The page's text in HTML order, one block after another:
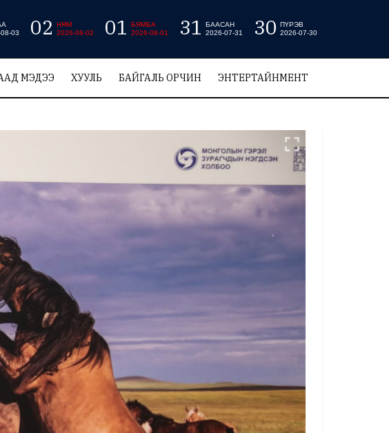
03
02
НЯМ
2026-08-02
01
БЯМБА
2026-08-01
31
БААСАН
2026-07-31
30 ПҮРЭВ
2026-07-30
МЭДЭЭ ХУУЛЬ БАЙГАЛЬ ОРЧИН ЭНТЕРТАЙНМЕНТ